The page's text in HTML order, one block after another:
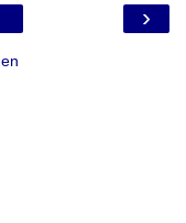
›